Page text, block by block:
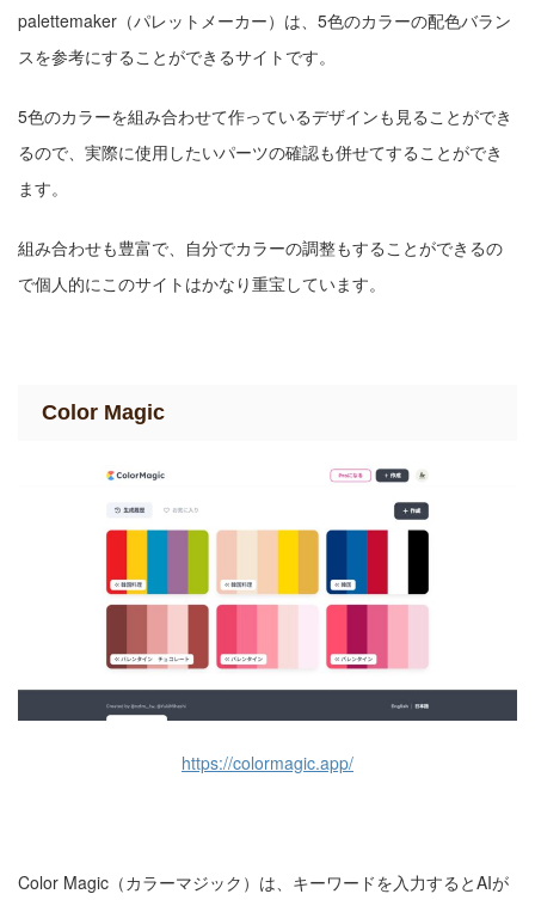
palettemaker（パレットメーカー）は、5色のカラーの配色バラン
スを参考にすることができるサイトです。
5色のカラーを組み合わせて作っているデザインも見ることができ
るので、実際に使用したいパーツの確認も併せてすることができ
ます。
組み合わせも豊富で、自分でカラーの調整もすることができるの
で個人的にこのサイトはかなり重宝しています。
Color Magic
https://colormagic.app/
Color Magic（カラーマジック）は、キーワードを入力するとAIが